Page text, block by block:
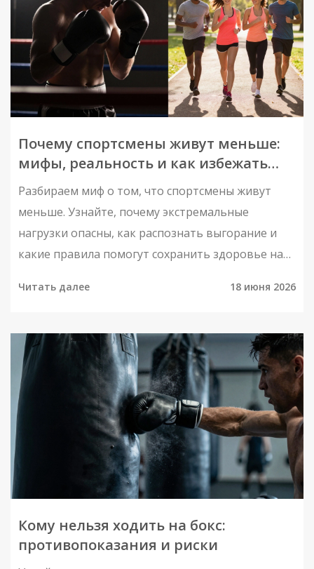
Почему спортсмены живут меньше:
мифы, реальность и как избежать
выгорания
Разбираем миф о том, что спортсмены живут
меньше. Узнайте, почему экстремальные
нагрузки опасны, как распознать выгорание и
какие правила помогут сохранить здоровье на
Читать далее 18 июня 2026
Кому нельзя ходить на бокс:
противопоказания и риски